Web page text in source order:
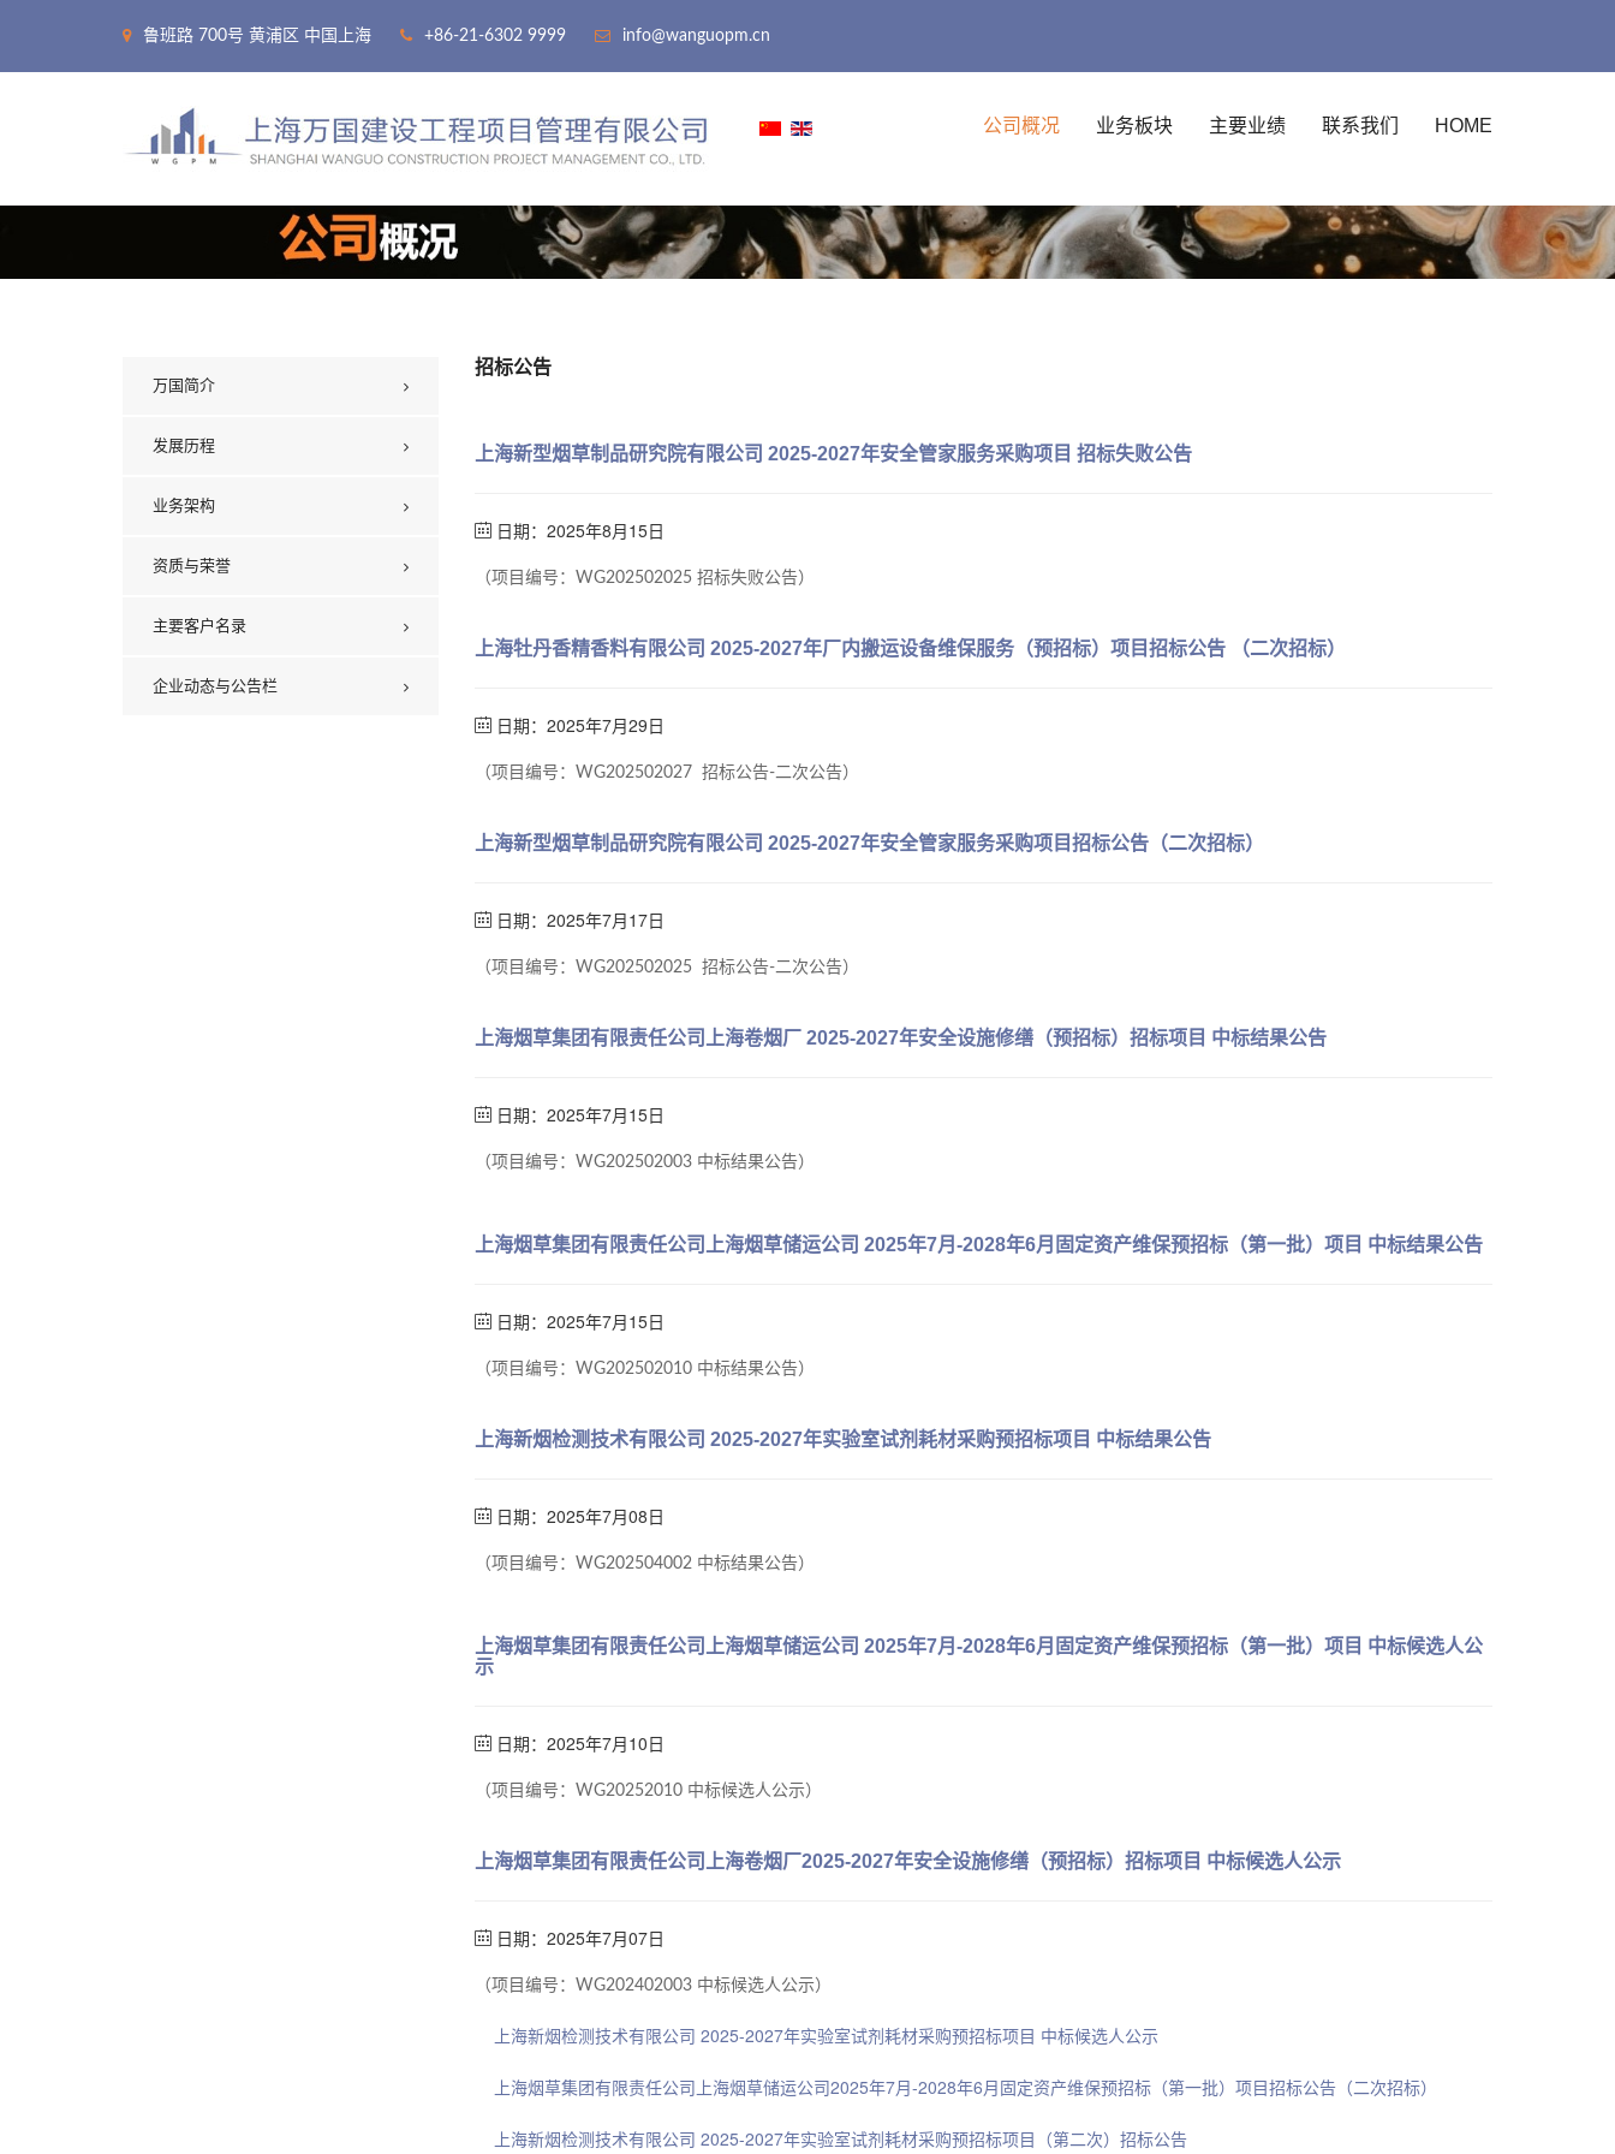
鲁班路 700号 黄浦区 中国上海 +86-21-6302 9999 info@wanguopm.cn
公司概况 业务板块 主要业绩 联系我们 HOME
万国简介
发展历程
业务架构
资质与荣誉
主要客户名录
企业动态与公告栏
招标公告
上海新型烟草制品研究院有限公司 2025-2027年安全管家服务采购项目 招标失败公告
日期：2025年8月15日
（项目编号：WG202502025 招标失败公告）
上海牡丹香精香料有限公司 2025-2027年厂内搬运设备维保服务（预招标）项目招标公告 （二次招标）
日期：2025年7月29日
（项目编号：WG202502027 招标公告-二次公告）
上海新型烟草制品研究院有限公司 2025-2027年安全管家服务采购项目招标公告（二次招标）
日期：2025年7月17日
（项目编号：WG202502025 招标公告-二次公告）
上海烟草集团有限责任公司上海卷烟厂 2025-2027年安全设施修缮（预招标）招标项目 中标结果公告
日期：2025年7月15日
（项目编号：WG202502003 中标结果公告）
上海烟草集团有限责任公司上海烟草储运公司 2025年7月-2028年6月固定资产维保预招标（第一批）项目 中标结果公告
日期：2025年7月15日
（项目编号：WG202502010 中标结果公告）
上海新烟检测技术有限公司 2025-2027年实验室试剂耗材采购预招标项目 中标结果公告
日期：2025年7月08日
（项目编号：WG202504002 中标结果公告）
上海烟草集团有限责任公司上海烟草储运公司 2025年7月-2028年6月固定资产维保预招标（第一批）项目 中标候选人公
示
日期：2025年7月10日
（项目编号：WG20252010 中标候选人公示）
上海烟草集团有限责任公司上海卷烟厂2025-2027年安全设施修缮（预招标）招标项目 中标候选人公示
日期：2025年7月07日
（项目编号：WG202402003 中标候选人公示）
上海新烟检测技术有限公司 2025-2027年实验室试剂耗材采购预招标项目 中标候选人公示
上海烟草集团有限责任公司上海烟草储运公司2025年7月-2028年6月固定资产维保预招标（第一批）项目招标公告（二次招标）
上海新烟检测技术有限公司 2025-2027年实验室试剂耗材采购预招标项目（第二次）招标公告